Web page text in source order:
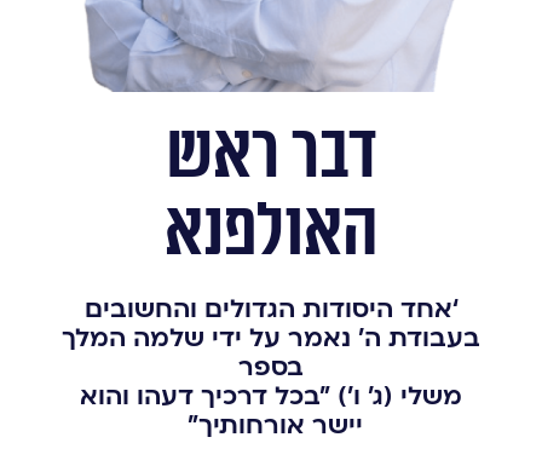
דבר ראש
האולפנא
‘אחד היסודות הגדולים והחשובים
בעבודת ה' נאמר על ידי שלמה המלך
בספר
משלי (ג' ו') "בכל דרכיך דעהו והוא
יישר אורחותיך"